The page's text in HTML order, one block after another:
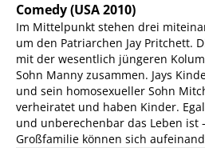
Comedy(USA 2010)
Im Mittelpunkt stehen drei
um den Patriarchen Jay Pritchett.
mit der wesentlich jüngeren
Sohn Manny zusammen. Jays
und sein homosexueller Sohn
verheiratet und haben Kinder.
und unberechenbar das Leben ist
Großfamilie können sich